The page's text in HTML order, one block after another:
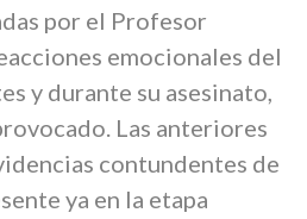
por el Profesor
emocionales del
y durante su asesinato,
Las anteriores
contundentes de
ya en la etapa